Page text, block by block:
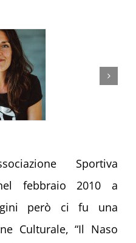
Sportiva
febbraio 2010 a
però ci fu una
Culturale, “Il Naso